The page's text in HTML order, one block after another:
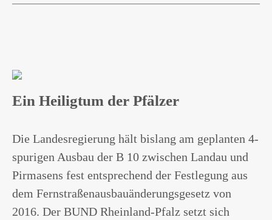
Ein Heiligtum der Pfälzer
Die Landesregierung hält bislang am geplanten 4-
spurigen Ausbau der B 10 zwischen Landau und
Pirmasens fest entsprechend der Festlegung aus
dem Fernstraßenausbauänderungsgesetz von
2016. Der BUND Rheinland-Pfalz setzt sich